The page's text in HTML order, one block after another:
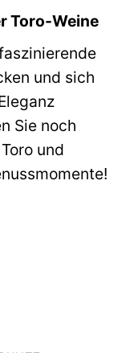
Toro-Weine
und sich
Sie noch
und